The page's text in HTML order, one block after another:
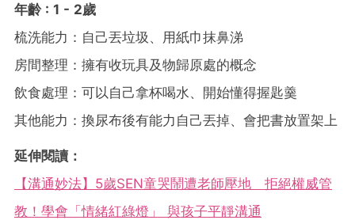
年齡 : 1 - 2歲
梳洗能力：自己丟垃圾、用紙巾抹鼻涕
房間整理：擁有收玩具及物歸原處的概念
飲食處理：可以自己拿杯喝水、開始懂得握匙羹
其他能力：換尿布後有能力自己丟掉、會把書放置架上
延伸閱讀：
【溝通妙法】5歲SEN童哭鬧遭老師壓地 拒絕權威管
教！學會「情緒紅綠燈」 與孩子平靜溝通